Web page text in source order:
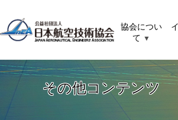
協会につい
て ▼
その他コンテンツ